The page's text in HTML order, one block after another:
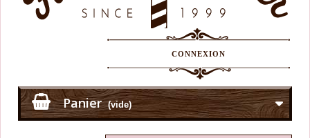
CONNEXION
Panier (vide)